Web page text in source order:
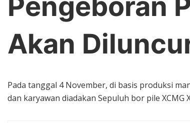
Akan
Pada tanggal 4 November, di basis produksi
dan karyawan diadakan Sepuluh bor pile